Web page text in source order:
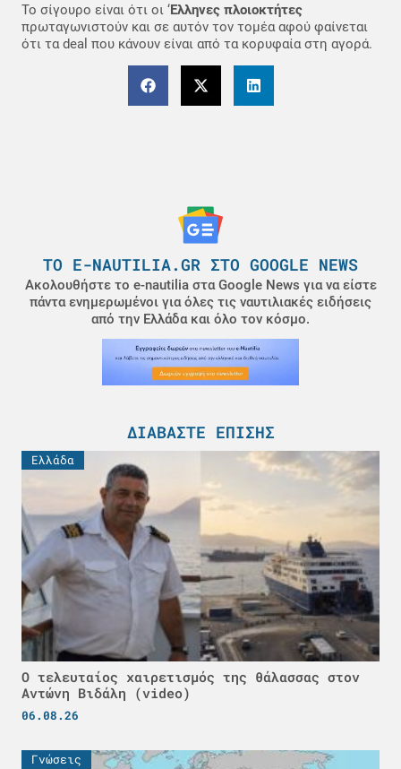
Το σίγουρο είναι ότι οι ‘Eλληνες πλοιοκτήτες
πρωταγωνιστούν και σε αυτόν τον τομέα αφού φαίνεται
ότι τα deal που κάνουν είναι από τα κορυφαία στη αγορά.
ΤΟ E-NAUTILIA.GR ΣΤΟ GOOGLE NEWS
Ακολουθήστε το e-nautilia στα Google News για να είστε
πάντα ενημερωμένοι για όλες τις ναυτιλιακές ειδήσεις
από την Ελλάδα και όλο τον κόσμο.
ΔΙΑΒΆΣΤΕ ΕΠΊΣΗΣ
Ελλάδα
Ο τελευταίος χαιρετισμός της θάλασσας στον
Αντώνη Βιδάλη (video)
06.08.26
Γνώσεις